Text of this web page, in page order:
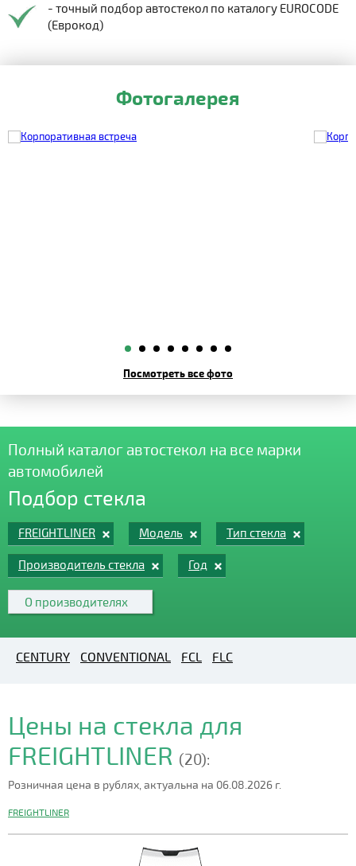
- точный подбор автостекол по каталогу EUROCODE
(Еврокод)
Фотогалерея
Посмотреть все фото
Полный каталог автостекол на все марки
автомобилей
Подбор стекла
FREIGHTLINER Модель Тип стекла
Производитель стекла Год
О производителях
CENTURY CONVENTIONAL FCL FLC
Цены на стекла для
FREIGHTLINER (20):
Розничная цена в рублях, актуальна на 06.08.2026 г.
FREIGHTLINER